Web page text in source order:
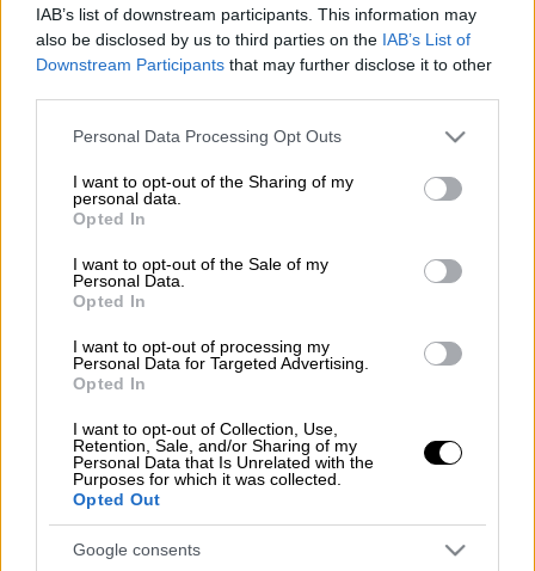
IAB’s list of downstream participants. This information may
also be disclosed by us to third parties on the IAB’s List of
Downstream Participants that may further disclose it to other
Please note that this website/app uses one or more Google
not limited to your visit or usage behaviour. You may click to
grant or deny consent to Google and its third-party tags to
use your data for below specified purposes in below Google
consent section.
Personal Data Processing Opt Outs
I want to opt-out of the Sharing of my
personal data.
Opted In
I want to opt-out of the Sale of my
Personal Data.
Opted In
I want to opt-out of processing my
Personal Data for Targeted Advertising.
Opted In
I want to opt-out of Collection, Use,
Retention, Sale, and/or Sharing of my
Personal Data that Is Unrelated with the
Purposes for which it was collected.
Opted Out
Google consents
Προσθέστε το ΕΘΝΟΣ στη Google
Ανοίγει σήμερα, 16 Μαρτίου, η ηλεκτρονική
δηλώσεων για τα εισοδήματα του 2025 μέσω
του συστήματος Taxisnet, σηματοδοτώντας
την έναρξη μιας διαδικασίας που αναμένεται
να ολοκληρωθεί στις 15 Ιουλίου. Σύμφωνα
με τον προγραμματισμό της Ανεξάρτητης
Αρχής Δημοσίων Εσόδων, φέτος θα
εκατομμύρια δηλώσεις φορολογίας
εισοδήματος.
Διαβάστε περισσότερα στηνimerisia.gr
Τα σχολιά σας δημοσιεύονται άμεσα με δική σας ευθύνη. Το
ΕΘΝΟΣ θα παρεμβαίνει και τα προσβλητικά σχόλια θα